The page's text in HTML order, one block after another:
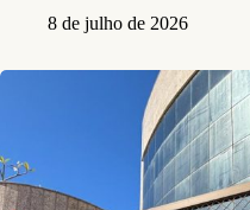
8 de julho de 2026